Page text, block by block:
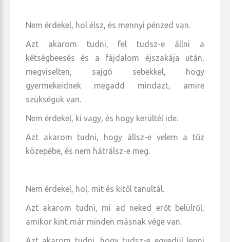
Nem érdekel, hol élsz, és mennyi pénzed van.
Azt akarom tudni, fel tudsz-e állni a
kétségbeesés és a fájdalom éjszakája után,
megviselten, sajgó sebekkel, hogy
gyermekeidnek megadd mindazt, amire
szükségük van.
Nem érdekel, ki vagy, és hogy kerültél ide.
Azt akarom tudni, hogy állsz-e velem a tűz
közepébe, és nem hátrálsz-e meg.
Nem érdekel, hol, mit és kitől tanultál.
Azt akarom tudni, mi ad neked erőt belülről,
amikor kint már minden másnak vége van.